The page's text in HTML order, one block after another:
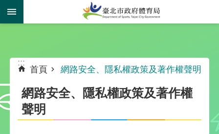
跳到主要內容區塊
:::
首頁 網路安全、隱私權政策及著作權聲明
網路安全、隱私權政策及著作權
聲明